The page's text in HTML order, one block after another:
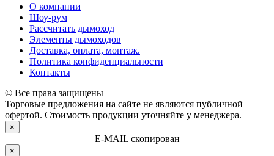
О компании
Шоу-рум
Рассчитать дымоход
Элементы дымоходов
Доставка, оплата, монтаж.
Политика конфиденциальности
Контакты
© Все права защищены
Торговые предложения на сайте не являются публичной
офертой. Стоимость продукции уточняйте у менеджера.
×
E-MAIL скопирован
×